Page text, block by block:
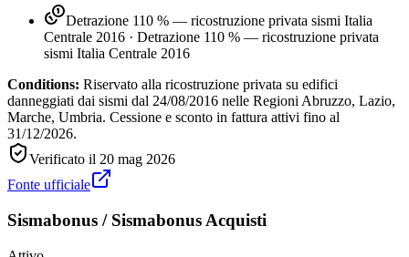
Detrazione 110 % — ricostruzione privata sismi Italia
Centrale 2016 · Detrazione 110 % — ricostruzione privata
sismi Italia Centrale 2016
Conditions: Riservato alla ricostruzione privata su edifici
danneggiati dai sismi dal 24/08/2016 nelle Regioni Abruzzo, Lazio,
Marche, Umbria. Cessione e sconto in fattura attivi fino al
31/12/2026.
Verificato il 20 mag 2026
Fonte ufficiale
Sismabonus / Sismabonus Acquisti